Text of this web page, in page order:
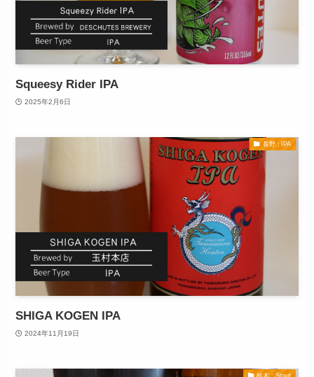
Squeesy Rider IPA
2025年2月6日
長野 : IPA
SHIGA KOGEN IPA
2024年11月19日
栃木 : Stout